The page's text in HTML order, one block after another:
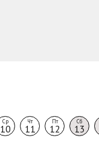
Ср
10
Чт
11
Пт
12
Сб
13